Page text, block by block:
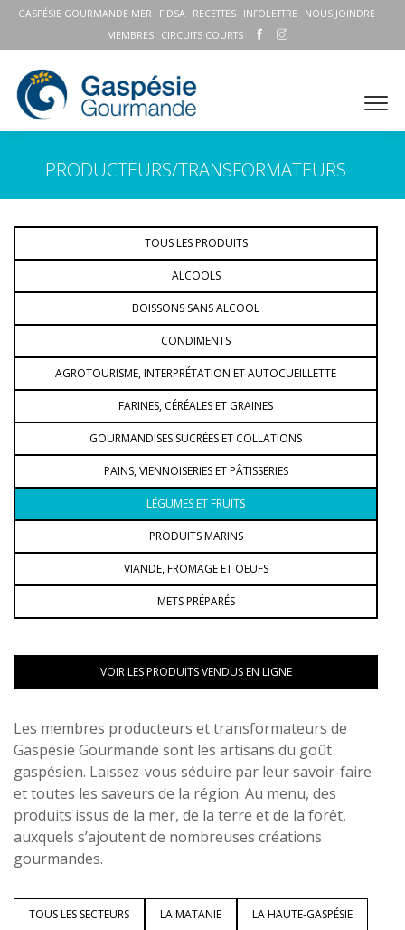
GASPÉSIE GOURMANDE MER FIDSA RECETTES INFOLETTRE
NOUS JOINDRE
MEMBRES
CIRCUITS COURTS
PRODUCTEURS/TRANSFORMATEURS
TOUS LES PRODUITS
ALCOOLS
BOISSONS SANS ALCOOL
CONDIMENTS
AGROTOURISME, INTERPRÉTATION ET AUTOCUEILLETTE
FARINES, CÉRÉALES ET GRAINES
GOURMANDISES SUCRÉES ET COLLATIONS
PAINS, VIENNOISERIES ET PÂTISSERIES
LÉGUMES ET FRUITS
PRODUITS MARINS
VIANDE, FROMAGE ET OEUFS
METS PRÉPARÉS
VOIR LES PRODUITS VENDUS EN LIGNE
Les membres producteurs et transformateurs de
Gaspésie Gourmande sont les artisans du goût
gaspésien. Laissez-vous séduire par leur savoir-faire
et toutes les saveurs de la région. Au menu, des
produits issus de la mer, de la terre et de la forêt,
auxquels s’ajoutent de nombreuses créations
gourmandes.
TOUS LES SECTEURS LA MATANIE LA HAUTE-GASPÉSIE